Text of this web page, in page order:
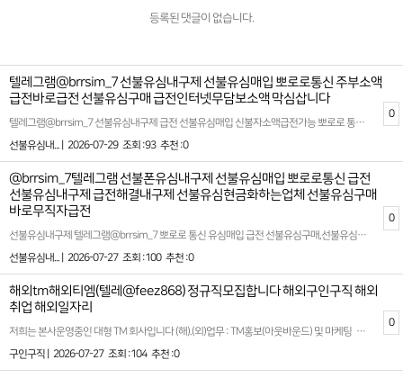
등록된 댓글이 없습니다.
텔레그램@brrsim_7 선불유심내구제 선불유심매입 뽀로로통신 주부소액
급전바로급전 선불유심구매 급전인터넷무담보소액 막심삽니다
텔레그램@brrsim_7 선불유심내구제 급전 선불유심매입 신불자소액급전가능 뽀로로 통신 무제한달심삽니다 긴급생활비대출 동대문구선불유심삽니다 선불유심구매 요즘 경제가 어렵고 물가가 오르면서 많은 분들이 생계비 소액대출이나 선불유심 내구제 같은 대체 자금 마련 방법을 찾고 있습니다 특히 뽀로로 통신 선불유심 내구제는 신용점수나 직장 유무에 상관없이 비교적 쉽게 참여할 수 있어 대학생, 프리랜서, 군미필자, 주부 등 다양한 계층에게 인기를 끌고 있습니다. 기본적으로 선불유심 팝니다 형태로 거래가 이루어지며, 개통 후 일정 기간 유지하면 수익이 발생하는 구조로 운영됩니다 최근에는 유심내구제 정산 후기를 통해 실제 이용자들의 경험을 공유하는 사례도 늘고 있습니다. 후기들을 보면 통신요금 부담 없이 유심을 개통하고, 내구제 정산을 통해 소액이지만 꾸준한 수익을 얻을 수 있었다는 긍정적인 평가가 많습니다 또한 소상공인이나 자영업자의 경우, 단순한 생계비 소액대출보다 소상공인 긴급경영안정자금 같은 정부지원 상품도 함께 검토하는 것이 좋습니다. 정부에서 지원하는 긴급경영안정자금은 저금리로 운영되며, 사업자등록증이 있다면 비교적 간단하게 신청할 수 있어 내구제 수익과 병행해 자금 유동성을 확보할 수 있습니다 뽀로로 통신 선불유심 내구제는 단순히 휴대폰 유심을 판매하는 것을 넘어, 통신비 절감과 소액 수익 창출을 동시에 실현할 수 있는 신개념 프로그램으로 각광받고 있습니다 최근에는 정산 시스템이 투명해져 유심내구제 정산 후기에서도 빠르고 안정적인 입금이 이루어진다는 평가가 이어지고 있습니다. 급전이 필요하거나 생계비가 부족한 분들이라면, 선불유심 팝니다 형태의 내구제를 합법적인 업체를 통해 진행해보는 것도 하나의 방법이 될 수 있습니다. 단, 모든 거래 전 반드시 업체의 신뢰도와 정산 시스템을 꼼꼼히 확인하는 것이 중요합니다 확실한 파트너와 함께하세요 시간 낭비와 신용 하락을 막는 가장 좋은 방법은 처음부터 제대로 된 전문가를 만나는 것입니다 홈페이지: https://brrsim77.isweb.co.kr 홈페이지: https://litt.ly/brrsim7
선불유심내... |
2026-07-29 조회 :93 추천 :0
0
@brrsim_7텔레그램 선불폰유심내구제 선불유심매입 뽀로로통신 급전
선불유심내구제 급전해결내구제 선불유심현금화하는업체 선불유심구매
바로무직자급전
선불유심내구제 텔레그램@brrsim_7 뽀로로 통신 유심매입 급전 선불유심구매,선불유심매입,급전대출‚급전¸소액급전ˏ가개통،폰테크،내구제¸폰내구제‚유심내구제ˎ핸드폰내구제ˏ대출ˏ소액대출ˎ무직자대출ˏ선불유심‚선불폰‚급전ˏ급한돈ˏ꽁돈،대출이자،무이자대출¸작업대출‚바로급전‚바로지급ˎ주부대출¸소액급전¸신용대출‚선불내구제‚상조내구제‚알뜰폰개통,선불유심개통ˎ선불유심팝니다¸폰깡‚핸드폰깡ˎ선불유심삽니다‚선불유심판매ˎ지원금ˏ꽁머니ˎ신용불량대출ˏ폰대출،휴대폰대출،카드깡ˎ비상금¸재테크ˏ월변 요즘 유행하는 콘텐츠를 접하고 싶다면 관련 애플리케이션이나 플랫폼을 적극적으로 활용해보세요. 놀라운 발견이 기다리고 있을지 모릅니다 정보를 통해 얻는 새로운 관점은 항상 상황을 더 명확하게 볼 수 있도록 도와줍니다. 때로는 작은 정보 하나가 큰 기회를 만들어냅니다. 일상 속에서 세심하게 찾아보세요 어떤 정보가 더 널리 퍼질지는 아무도 알 수 없기에 모든 가능성을 열어두는게 좋다. 다양한 정보를 비교하고 분석하는 과정은 우리에게 더 나은 이해와 결정을 할 수 있게 도와줍니다. 확실한 파트너와 함께하세요 시간 낭비와 신용 하락을 막는 가장 좋은 방법은 처음부터 제대로 된 전문가를 만나는 것입니다 홈페이지: https://brrsim77.isweb.co.kr 홈페이지: https://litt.ly/brrsim7
선불유심내... |
2026-07-27 조회 :100 추천 :0
0
해외tm해외티엠(텔레@feez868) 정규직모집합니다 해외구인구직 해외
취업 해외일자리
저희는 본사운영중인 대형 TM 회사입니다 (해).(외)업무 : TM홍보(아웃바운드) 및 마케팅 회원관리 업무입니다.성별 : 무관나이 : 무관근무시간 : am07:00~pm02:00 (공휴일,빨간날 휴무 설 연휴 보너스 지급)일당: 주급으로드립니다***티켓 지원 및 비자비용 지원, 식사 및 기본 생필품 지원, 최우수 사원 보너스지급***+++의미없는 과대포장 안합니다, 이바닥 뭐니뭐니해도 안전이 중요하다고 생각합니다.일해보시고 적성에 안맞아서 가시는거면 말리지는 않습니만이왕오시는거면 너무 가볍게 생각안하셨으면 좋겠고, 장기적으로 손잡고 일할 수 있는분이셨으면 하는 바램입니다."""기본적으로 돈쓸일 없습니다 본인이 여자,도박,술 에 빠지지않는이상여러방법으로 시스템이 있기때문에 무조건 수익납니다 !!!"""텔레그램 @feez868성별무관 친구랑 동반가능 커플동반가능 개인&팀가능 전부환영입니다!!!글 캡쳐후 상담문의 주시면 빠른 상담 가능합니다.https://t.me/feez868#고수익 #콜직원 #텔레마케팅 #해외티엠 #돈 #머니 #해외구인 #숙식제공 #해외여행 #해외 #해외tm #해외일자리 #구인 #고수익알바 #구인 #구직 #머니박스 #외국일자리 #해외업무 #계약직 #돈 #부산 #금수저 #돈스타그램 #재테크 #콜센터 #일하자 #20대일자리 #직장 #돈많은백수가되고싶다 #30대 #취준생 #취업준비 #백수 #백조 #인생역전 #30대일자리 #40대일자리 #돈버는방법 #1억 #월천만 #수입차 #사무직
구인구직 |
2026-07-27 조회 :104 추천 :0
0